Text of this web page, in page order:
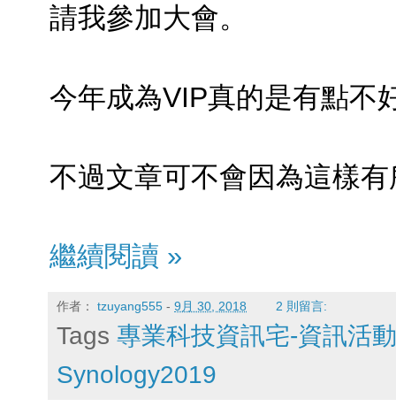
請我參加大會。
今年成為VIP真的是有點不
不過文章可不會因為這樣
繼續閱讀 »
作者： tzuyang555 - 9月 30, 2018 2 則留言:
Tags 專業科技資訊宅-資訊活動
Synology2019